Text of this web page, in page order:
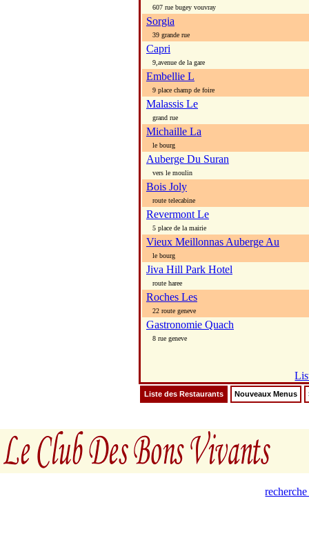
607 rue bugey vouvray
Sorgia
39 grande rue
Capri
9,avenue de la gare
Embellie L
9 place champ de foire
Malassis Le
grand rue
Michaille La
le bourg
Auberge Du Suran
vers le moulin
Bois Joly
route telecabine
Revermont Le
5 place de la mairie
Vieux Meillonnas Auberge Au
le bourg
Jiva Hill Park Hotel
route haree
Roches Les
22 route geneve
Gastronomie Quach
8 rue geneve
Liste des Restaurants Nouveaux Menus